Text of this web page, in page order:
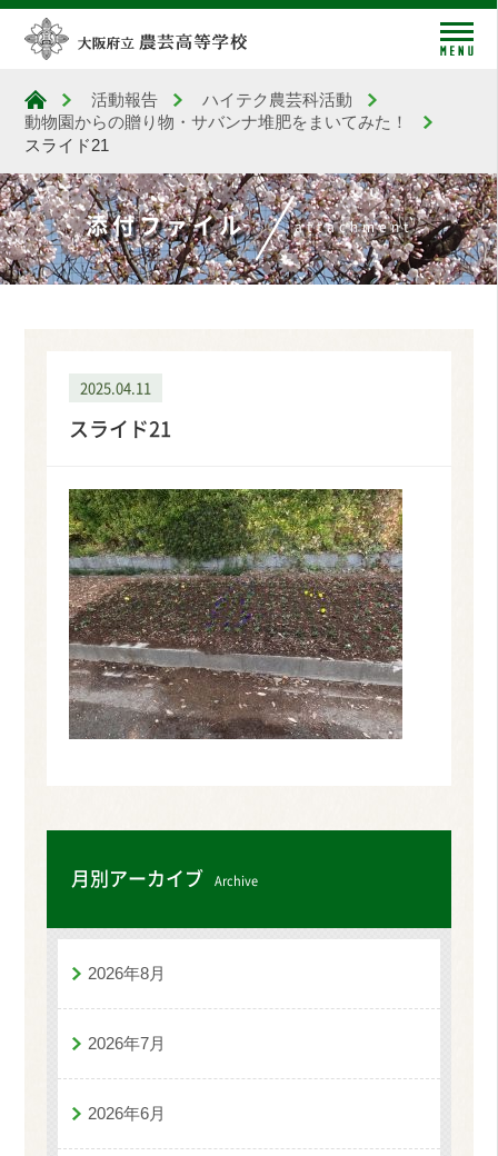
大阪府立農芸高等学校
活動報告
ハイテク農芸科活動
動物園からの贈り物・サバンナ堆肥をまいてみた！
スライド21
添付ファイル attachment
2025.04.11
スライド21
月別アーカイブ Archive
2026年8月
2026年7月
2026年6月